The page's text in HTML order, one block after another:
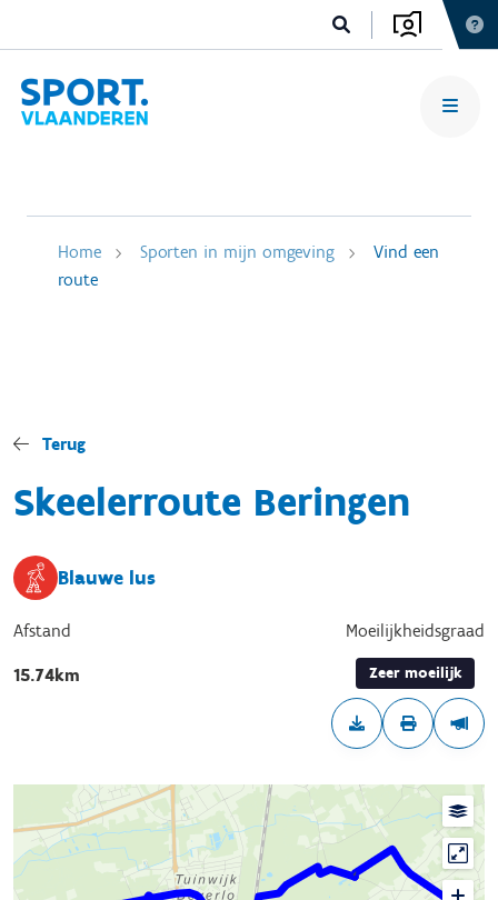
Home Sporten in mijn omgeving
Vind een
route
Terug
Skeelerroute Beringen
Blauwe lus
Afstand
15.74km
Moeilijkheidsgraad
Zeer moeilijk